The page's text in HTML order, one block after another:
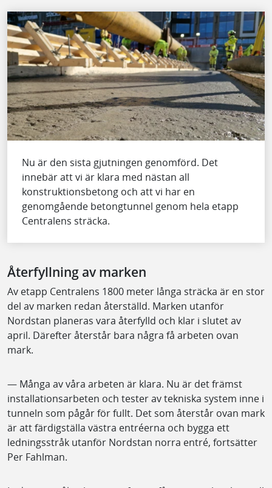
Nu är den sista gjutningen genomförd. Det
innebär att vi är klara med nästan all
konstruktionsbetong och att vi har en
genomgående betongtunnel genom hela etapp
Centralens sträcka.
Återfyllning av marken
Av etapp Centralens 1800 meter långa sträcka är en stor
del av marken redan återställd. Marken utanför
Nordstan planeras vara återfylld och klar i slutet av
april. Därefter återstår bara några få arbeten ovan
mark.
— Många av våra arbeten är klara. Nu är det främst
installationsarbeten och tester av tekniska system inne i
tunneln som pågår för fullt. Det som återstår ovan mark
är att färdigställa västra entréerna och bygga ett
ledningsstråk utanför Nordstan norra entré, fortsätter
Per Fahlman.